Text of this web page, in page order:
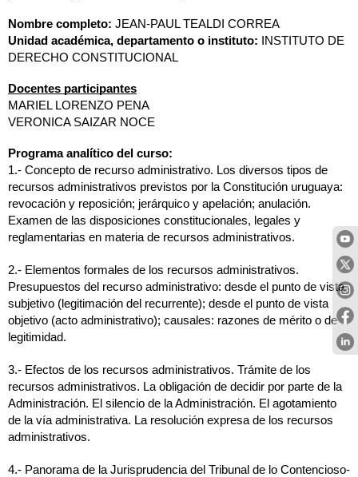
Nombre completo: JEAN-PAUL TEALDI CORREA
Unidad académica, departamento o instituto: INSTITUTO DE
DERECHO CONSTITUCIONAL
Docentes participantes
MARIEL LORENZO PENA
VERONICA SAIZAR NOCE
Programa analítico del curso:
1.- Concepto de recurso administrativo. Los diversos tipos de
recursos administrativos previstos por la Constitución uruguaya:
revocación y reposición; jerárquico y apelación; anulación.
Examen de las disposiciones constitucionales, legales y
reglamentarias en materia de recursos administrativos.
2.- Elementos formales de los recursos administrativos.
Presupuestos del recurso administrativo: desde el punto de vista
subjetivo (legitimación del recurrente); desde el punto de vista
objetivo (acto administrativo); causales: razones de mérito o de
legitimidad.
3.- Efectos de los recursos administrativos. Trámite de los
recursos administrativos. La obligación de decidir por parte de la
Administración. El silencio de la Administración. El agotamiento
de la vía administrativa. La resolución expresa de los recursos
administrativos.
4.- Panorama de la Jurisprudencia del Tribunal de lo Contencioso-